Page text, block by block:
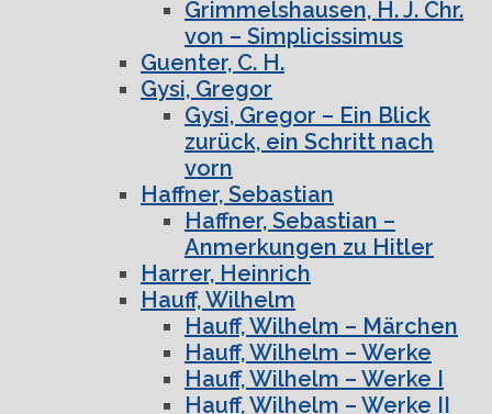
Grimmelshausen, H. J. Chr.
von – Simplicissimus
Guenter, C. H.
Gysi, Gregor
Gysi, Gregor – Ein Blick
zurück, ein Schritt nach
vorn
Haffner, Sebastian
Haffner, Sebastian –
Anmerkungen zu Hitler
Harrer, Heinrich
Hauff, Wilhelm
Hauff, Wilhelm – Märchen
Hauff, Wilhelm – Werke
Hauff, Wilhelm – Werke I
Hauff, Wilhelm – Werke II